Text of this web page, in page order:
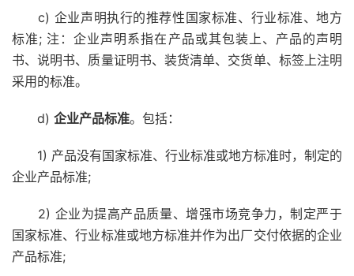
c) 企业声明执行的推荐性国家标准、行业标准、地方
标准; 注：企业声明系指在产品或其包装上、产品的声明
书、说明书、质量证明书、装货清单、交货单、标签上注明
采用的标准。
d) 企业产品标准。包括：
1) 产品没有国家标准、行业标准或地方标准时，制定的
企业产品标准;
2) 企业为提高产品质量、增强市场竞争力，制定严于
国家标准、行业标准或地方标准并作为出厂交付依据的企业
产品标准;